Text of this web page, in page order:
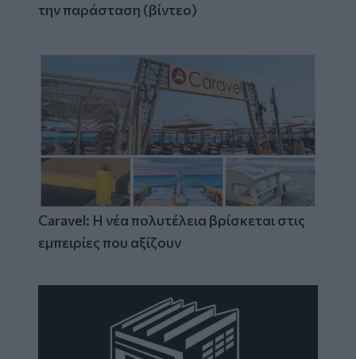
την παράσταση (βίντεο)
Caravel: Η νέα πολυτέλεια βρίσκεται στις
εμπειρίες που αξίζουν